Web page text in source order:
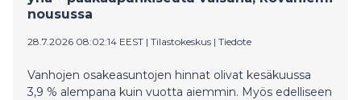
nousussa
28.7.2026 08:02:14 EEST | Tilastokeskus | Tiedote
Vanhojen osakeasuntojen hinnat olivat kesäkuussa
3,9 % alempana kuin vuotta aiemmin. Myös edelliseen